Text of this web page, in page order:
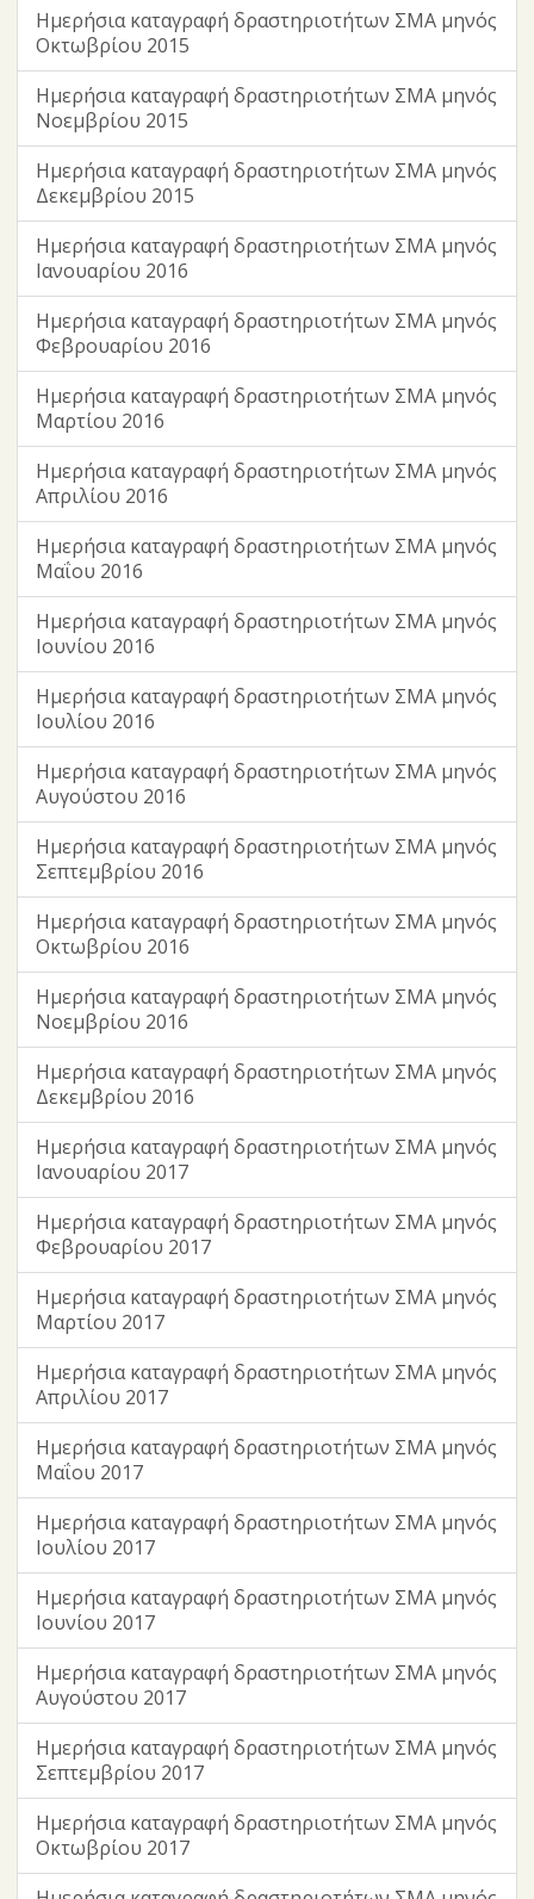
Ημερήσια καταγραφή δραστηριοτήτων ΣΜΑ μηνός
Οκτωβρίου 2015
Ημερήσια καταγραφή δραστηριοτήτων ΣΜΑ μηνός
Νοεμβρίου 2015
Ημερήσια καταγραφή δραστηριοτήτων ΣΜΑ μηνός
Δεκεμβρίου 2015
Ημερήσια καταγραφή δραστηριοτήτων ΣΜΑ μηνός
Ιανουαρίου 2016
Ημερήσια καταγραφή δραστηριοτήτων ΣΜΑ μηνός
Φεβρουαρίου 2016
Ημερήσια καταγραφή δραστηριοτήτων ΣΜΑ μηνός
Μαρτίου 2016
Ημερήσια καταγραφή δραστηριοτήτων ΣΜΑ μηνός
Απριλίου 2016
Ημερήσια καταγραφή δραστηριοτήτων ΣΜΑ μηνός
Μαΐου 2016
Ημερήσια καταγραφή δραστηριοτήτων ΣΜΑ μηνός
Ιουνίου 2016
Ημερήσια καταγραφή δραστηριοτήτων ΣΜΑ μηνός
Ιουλίου 2016
Ημερήσια καταγραφή δραστηριοτήτων ΣΜΑ μηνός
Αυγούστου 2016
Ημερήσια καταγραφή δραστηριοτήτων ΣΜΑ μηνός
Σεπτεμβρίου 2016
Ημερήσια καταγραφή δραστηριοτήτων ΣΜΑ μηνός
Οκτωβρίου 2016
Ημερήσια καταγραφή δραστηριοτήτων ΣΜΑ μηνός
Νοεμβρίου 2016
Ημερήσια καταγραφή δραστηριοτήτων ΣΜΑ μηνός
Δεκεμβρίου 2016
Ημερήσια καταγραφή δραστηριοτήτων ΣΜΑ μηνός
Ιανουαρίου 2017
Ημερήσια καταγραφή δραστηριοτήτων ΣΜΑ μηνός
Φεβρουαρίου 2017
Ημερήσια καταγραφή δραστηριοτήτων ΣΜΑ μηνός
Μαρτίου 2017
Ημερήσια καταγραφή δραστηριοτήτων ΣΜΑ μηνός
Απριλίου 2017
Ημερήσια καταγραφή δραστηριοτήτων ΣΜΑ μηνός
Μαΐου 2017
Ημερήσια καταγραφή δραστηριοτήτων ΣΜΑ μηνός
Ιουλίου 2017
Ημερήσια καταγραφή δραστηριοτήτων ΣΜΑ μηνός
Ιουνίου 2017
Ημερήσια καταγραφή δραστηριοτήτων ΣΜΑ μηνός
Αυγούστου 2017
Ημερήσια καταγραφή δραστηριοτήτων ΣΜΑ μηνός
Σεπτεμβρίου 2017
Ημερήσια καταγραφή δραστηριοτήτων ΣΜΑ μηνός
Οκτωβρίου 2017